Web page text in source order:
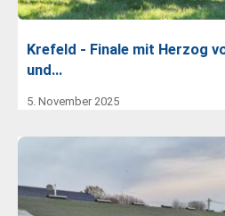
Krefeld - Finale mit Herzog
und…
5. November 2025